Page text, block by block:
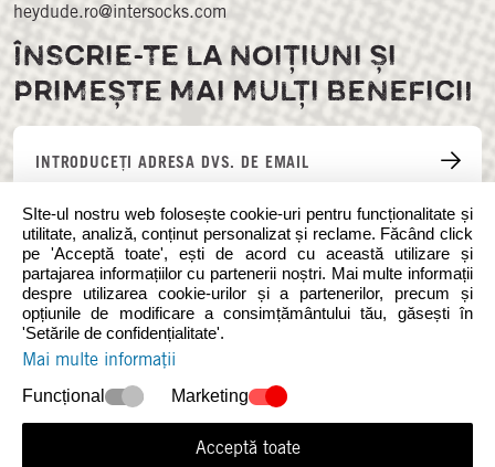
heydude.ro@intersocks.com
ÎNSCRIE-TE LA NOIȚIUNI ȘI
PRIMEȘTE MAI MULȚI BENEFICII
Urmați-ne pe rețelele de socializare
SIte-ul nostru web folosește cookie-uri pentru funcționalitate și
utilitate, analiză, conținut personalizat și reclame. Făcând click
pe 'Acceptă toate', ești de acord cu această utilizare și
partajarea informațiilor cu partenerii noștri. Mai multe informații
despre utilizarea cookie-urilor și a partenerilor, precum și
opțiunile de modificare a consimțământului tău, găsești în
'Setările de confidențialitate'.
Mai multe informații
Funcțional Marketing
Acceptă toate